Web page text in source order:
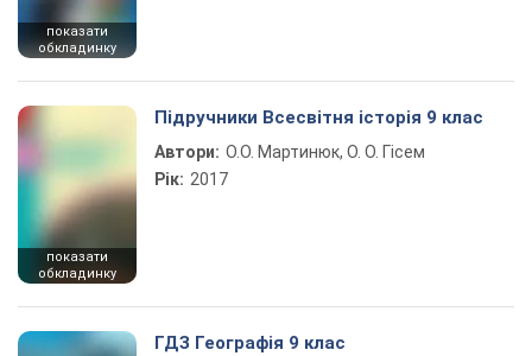
показати
обкладинку
показати
обкладинку
Підручники Всесвітня історія 9 клас
Автори: О.О. Мартинюк, О. О. Гісем
Рік: 2017
ГДЗ Географія 9 клас